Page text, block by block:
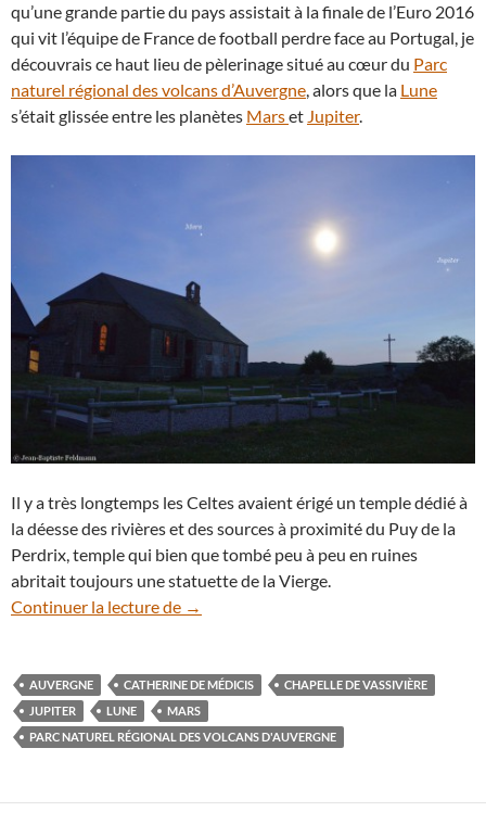
qu’une grande partie du pays assistait à la finale de l’Euro 2016
qui vit l’équipe de France de football perdre face au Portugal, je
découvrais ce haut lieu de pèlerinage situé au cœur du Parc
naturel régional des volcans d’Auvergne, alors que la Lune
s’était glissée entre les planètes Marset Jupiter.
Il y a très longtemps les Celtes avaient érigé un temple dédié à
la déesse des rivières et des sources à proximité du Puy de la
Perdrix, temple qui bien que tombé peu à peu en ruines
abritait toujours une statuette de la Vierge.
Continuer la lecture de Auvergne (2) : la chapelle de Vassivière
→
AUVERGNE CATHERINE DE MÉDICIS
CHAPELLE DE VASSIVIÈRE
JUPITER
LUNE
MARS
PARC NATUREL RÉGIONAL DES VOLCANS D'AUVERGNE